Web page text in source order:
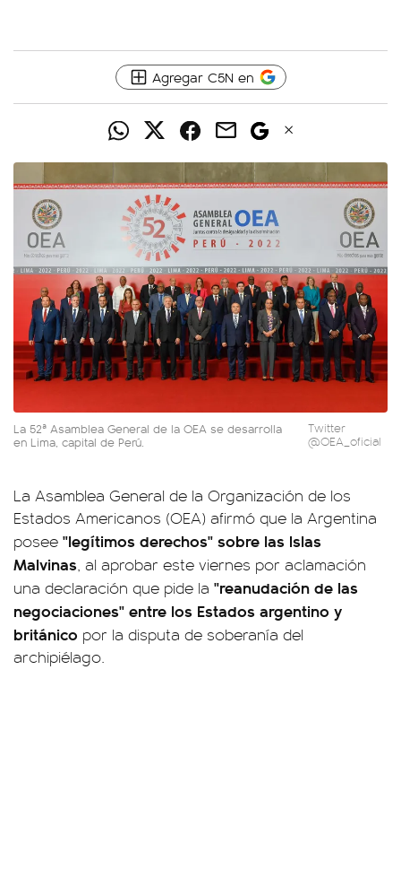
Agregar C5N en
La 52ª Asamblea General de la OEA se desarrolla
en Lima, capital de Perú.
Twitter
@OEA_oficial
La Asamblea General de la Organización de los
Estados Americanos (OEA) afirmó que la Argentina
posee "legítimos derechos" sobre las Islas
Malvinas, al aprobar este viernes por aclamación
una declaración que pide la "reanudación de las
negociaciones" entre los Estados argentino y
británico por la disputa de soberanía del
archipiélago.